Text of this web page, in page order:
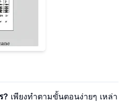
? เพียงทำตามขั้นตอนง่ายๆ เหล่า